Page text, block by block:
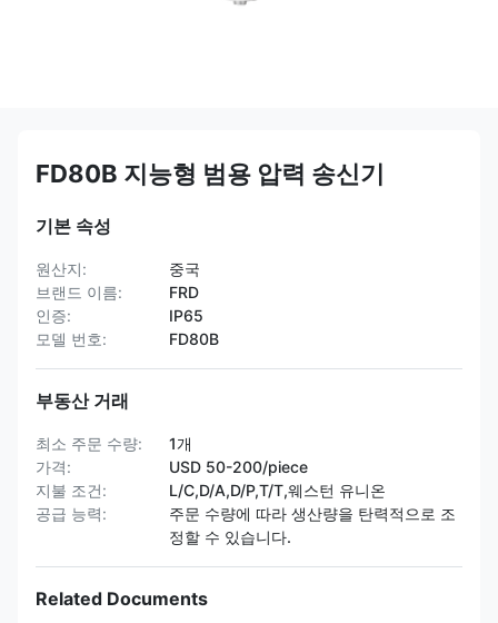
FD80B 지능형 범용 압력 송신기
기본 속성
원산지:
중국
브랜드 이름:
FRD
인증:
IP65
모델 번호:
FD80B
부동산 거래
최소 주문 수량:
1개
가격:
USD 50-200/piece
지불 조건:
L/C,D/A,D/P,T/T,웨스턴 유니온
공급 능력:
주문 수량에 따라 생산량을 탄력적으로 조
정할 수 있습니다.
Related Documents